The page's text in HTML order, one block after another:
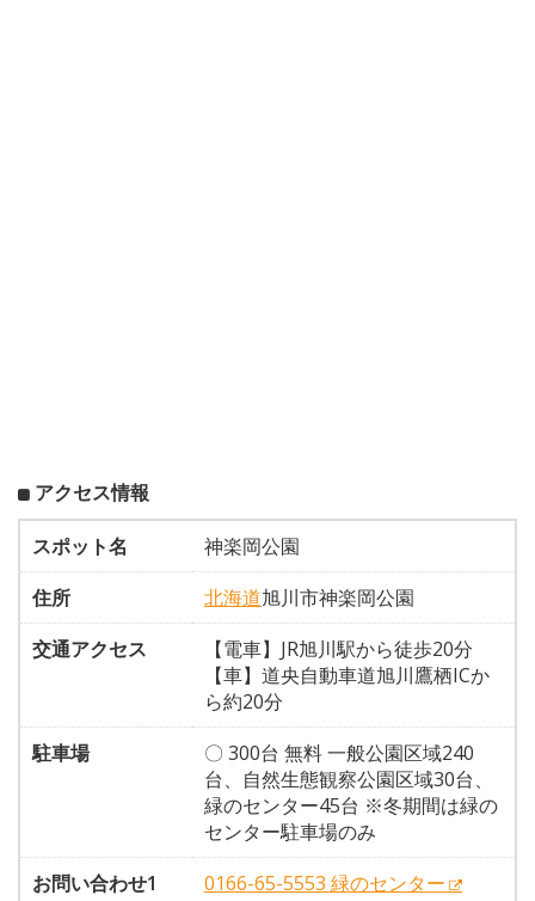
アクセス情報
スポット名
神楽岡公園
住所
北海道旭川市神楽岡公園
交通アクセス
【電車】JR旭川駅から徒歩20分
【車】道央自動車道旭川鷹栖ICか
ら約20分
駐車場
〇 300台 無料 一般公園区域240
台、自然生態観察公園区域30台、
緑のセンター45台 ※冬期間は緑の
センター駐車場のみ
お問い合わせ1
0166-65-5553 緑のセンター